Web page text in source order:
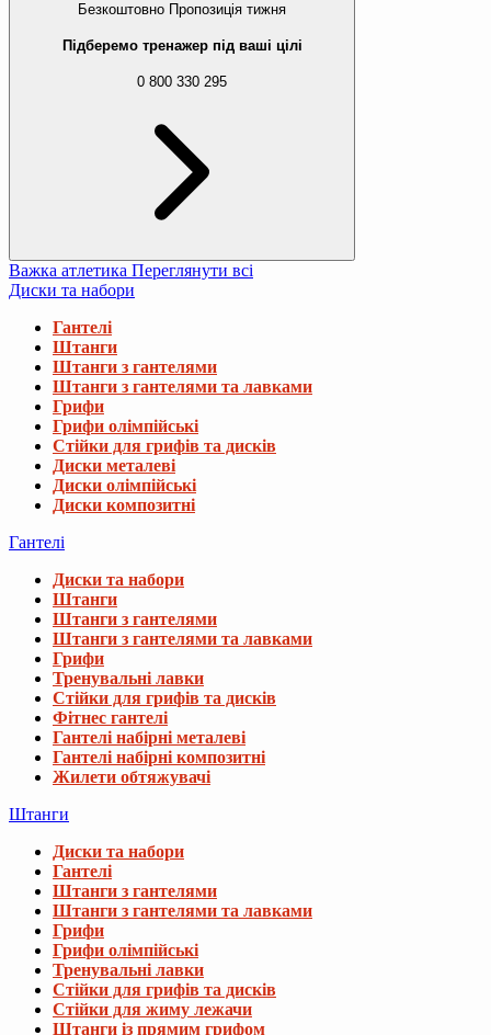
Безкоштовно Пропозиція тижня
Підберемо тренажер під ваші цілі
0 800 330 295
Важка атлетика Переглянути всі
Диски та набори
Гантелі
Штанги
Штанги з гантелями
Штанги з гантелями та лавками
Грифи
Грифи олімпійські
Стійки для грифів та дисків
Диски металеві
Диски олімпійські
Диски композитні
Гантелі
Диски та набори
Штанги
Штанги з гантелями
Штанги з гантелями та лавками
Грифи
Тренувальні лавки
Стійки для грифів та дисків
Фітнес гантелі
Гантелі набірні металеві
Гантелі набірні композитні
Жилети обтяжувачі
Штанги
Диски та набори
Гантелі
Штанги з гантелями
Штанги з гантелями та лавками
Грифи
Грифи олімпійські
Тренувальні лавки
Стійки для грифів та дисків
Стійки для жиму лежачи
Штанги із прямим грифом